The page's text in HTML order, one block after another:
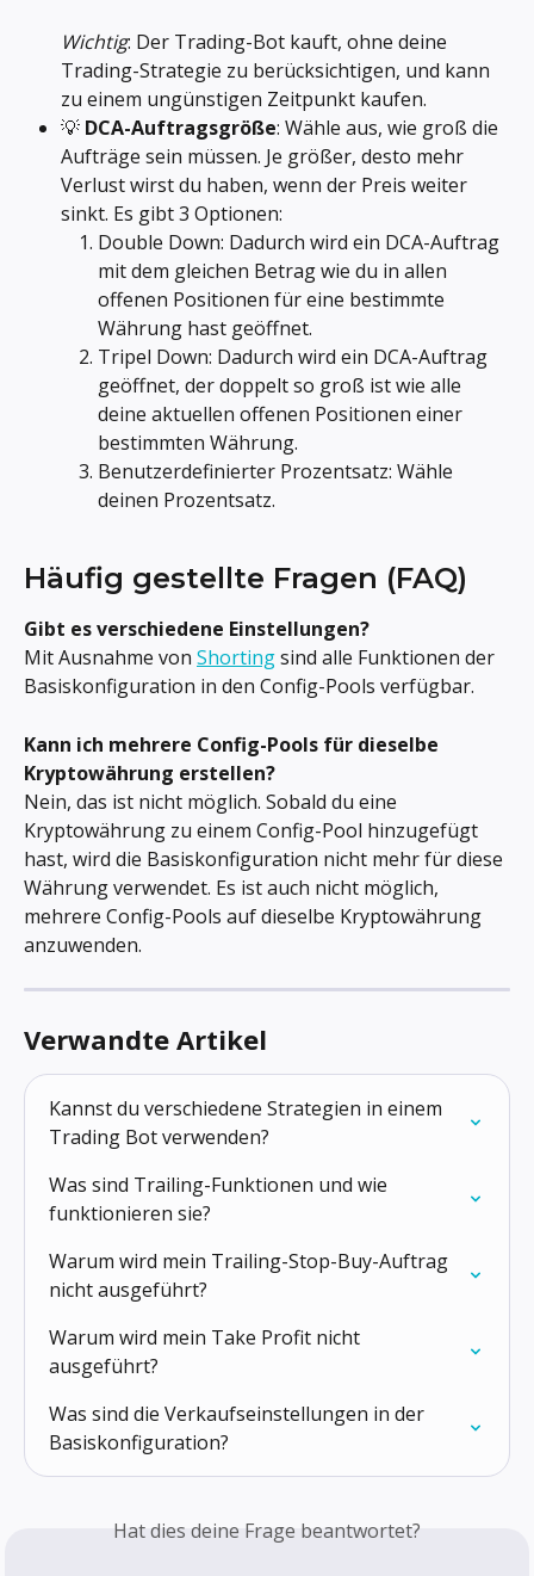
Wichtig: Der Trading-Bot kauft, ohne deine
Trading-Strategie zu berücksichtigen, und kann
zu einem ungünstigen Zeitpunkt kaufen.
💡 DCA-Auftragsgröße: Wähle aus, wie groß die
Aufträge sein müssen. Je größer, desto mehr
Verlust wirst du haben, wenn der Preis weiter
sinkt. Es gibt 3 Optionen:
Double Down: Dadurch wird ein DCA-Auftrag
mit dem gleichen Betrag wie du in allen
offenen Positionen für eine bestimmte
Währung hast geöffnet.
Tripel Down: Dadurch wird ein DCA-Auftrag
geöffnet, der doppelt so groß ist wie alle
deine aktuellen offenen Positionen einer
bestimmten Währung.
Benutzerdefinierter Prozentsatz: Wähle
deinen Prozentsatz.
Häufig gestellte Fragen (FAQ)
Gibt es verschiedene Einstellungen?
Mit Ausnahme von Shorting sind alle Funktionen der
Basiskonfiguration in den Config-Pools verfügbar.
Kann ich mehrere Config-Pools für dieselbe
Kryptowährung erstellen?
Nein, das ist nicht möglich. Sobald du eine
Kryptowährung zu einem Config-Pool hinzugefügt
hast, wird die Basiskonfiguration nicht mehr für diese
Währung verwendet. Es ist auch nicht möglich,
mehrere Config-Pools auf dieselbe Kryptowährung
anzuwenden.
Verwandte Artikel
Kannst du verschiedene Strategien in einem
Trading Bot verwenden?
Was sind Trailing-Funktionen und wie
funktionieren sie?
Warum wird mein Trailing-Stop-Buy-Auftrag
nicht ausgeführt?
Warum wird mein Take Profit nicht
ausgeführt?
Was sind die Verkaufseinstellungen in der
Basis­konfiguration?
Hat dies deine Frage beantwortet?